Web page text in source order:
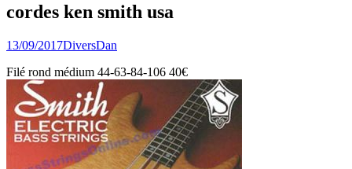
cordes ken smith usa
13/09/2017DiversDan
Filé rond médium 44-63-84-106 40€